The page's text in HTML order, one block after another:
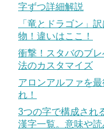
字ずつ詳細解説
「竜とドラゴン」
物！違いはここ！
衝撃！スタバのブ
法のカスタマイズ
アロンアルファを
れ！
3つの字で構成され
漢字一覧。意味や読